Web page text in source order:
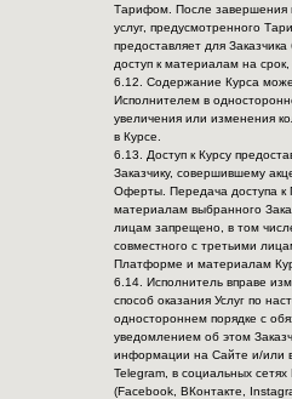
Тарифом. После завершения
услуг, предусмотренного
предоставляет для Заказчика
доступ к материалам на
6.12. Содержание Курса
Исполнителем в
увеличения или изменения
в Курсе.
6.13. Доступ к Курсу
Заказчику, совершившему
Оферты. Передача доступа к
материалам выбранного
лицам запрещено, в том
совместного с третьими
Платформе и материалам
6.14. Исполнитель вправе
способ оказания Услуг по
одностороннем порядке с
уведомлением об этом
информации на Сайте и/или
Telegram, в социальных
(Facebook, ВКонтакте,